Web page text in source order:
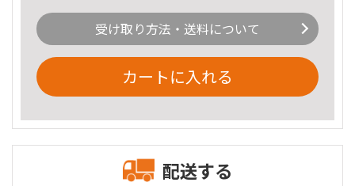
受け取り方法・送料について
カートに入れる
配送する